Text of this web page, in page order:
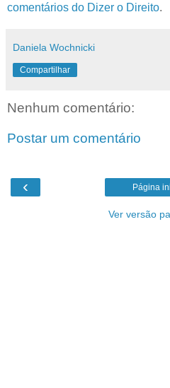
comentários do Dizer o Direito.
Daniela Wochnicki
Compartilhar
Nenhum comentário:
Postar um comentário
‹ Página
Ver versão